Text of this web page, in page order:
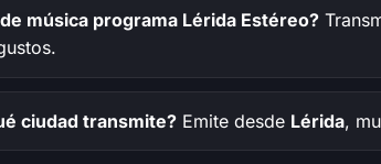
música programa Lérida Estéreo?
ciudad transmite? Emite desde Lérida,